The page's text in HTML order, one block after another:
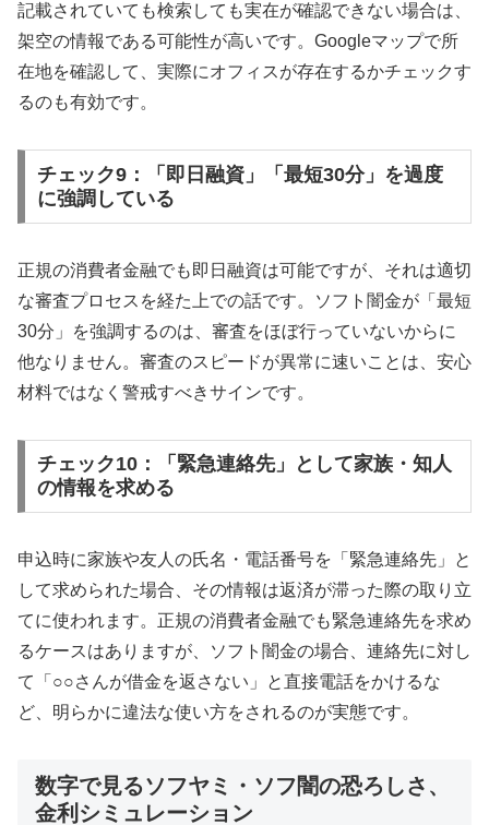
記載されていても検索しても実在が確認できない場合は、
架空の情報である可能性が高いです。Googleマップで所
在地を確認して、実際にオフィスが存在するかチェックす
るのも有効です。
チェック9：「即日融資」「最短30分」を過度
に強調している
正規の消費者金融でも即日融資は可能ですが、それは適切
な審査プロセスを経た上での話です。ソフト闇金が「最短
30分」を強調するのは、審査をほぼ行っていないからに
他なりません。審査のスピードが異常に速いことは、安心
材料ではなく警戒すべきサインです。
チェック10：「緊急連絡先」として家族・知人
の情報を求める
申込時に家族や友人の氏名・電話番号を「緊急連絡先」と
して求められた場合、その情報は返済が滞った際の取り立
てに使われます。正規の消費者金融でも緊急連絡先を求め
るケースはありますが、ソフト闇金の場合、連絡先に対し
て「○○さんが借金を返さない」と直接電話をかけるな
ど、明らかに違法な使い方をされるのが実態です。
数字で見るソフヤミ・ソフ闇の恐ろしさ、
金利シミュレーション